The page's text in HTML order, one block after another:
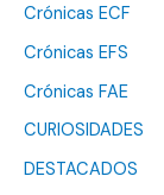
Crónicas ECF
Crónicas EFS
Crónicas FAE
CURIOSIDADES
DESTACADOS